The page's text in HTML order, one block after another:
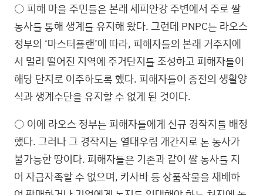
○ 피해 마을 주민들은 본래 세피안강 주변에서 주로 쌀
농사를 통해 생계를 유지해 왔다. 그런데 PNPC는 라오스
정부의 ‘마스터플랜’에 따라, 피해자들의 본래 거주지에
서 멀리 떨어진 지역에 주거단지를 조성하고 피해자들이
해당 단지로 이주하도록 했다. 피해자들이 종전의 생활양
식과 생계수단을 유지할 수 없게 된 것이다.
○ 이에 라오스 정부는 피해자들에게 신규 경작지를 배정
했다. 그러나 그 경작지는 열대우림 개간지로 논 농사가
불가능한 땅이다. 피해자들은 기존과 같이 쌀 농사를 지
어 자급자족할 수 없으며, 카사바 등 상품작물을 재배하